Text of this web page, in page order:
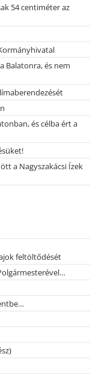
54 centiméter az
Balatonra, és nem
és célba ért a
a Nagyszakácsi Ízek
feltöltődését